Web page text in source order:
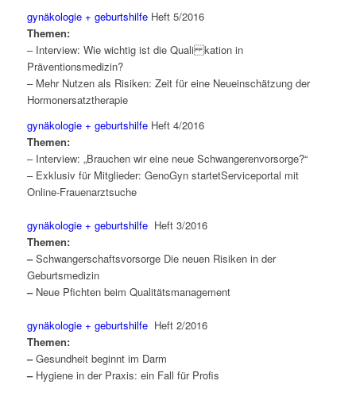
gynäkologie + geburtshilfeHeft 5/2016
Themen:
– Interview: Wie wichtig ist die Quali kation in
Präventionsmedizin?
– Mehr Nutzen als Risiken: Zeit für eine Neueinschätzung der
Hormonersatztherapie
gynäkologie + geburtshilfeHeft 4/2016
Themen:
– Interview: „Brauchen wir eine neue Schwangerenvorsorge?“
– Exklusiv für Mitglieder: GenoGyn startetServiceportal mit
Online-Frauenarztsuche
gynäkologie + geburtshilfeHeft 3/2016
Themen:
–Schwangerschaftsvorsorge Die neuen Risiken in der
Geburtsmedizin
– Neue Pfichten beim Qualitätsmanagement
gynäkologie + geburtshilfe Heft 2/2016
Themen:
–Gesundheit beginnt im Darm
– Hygiene in der Praxis: ein Fall für Profis